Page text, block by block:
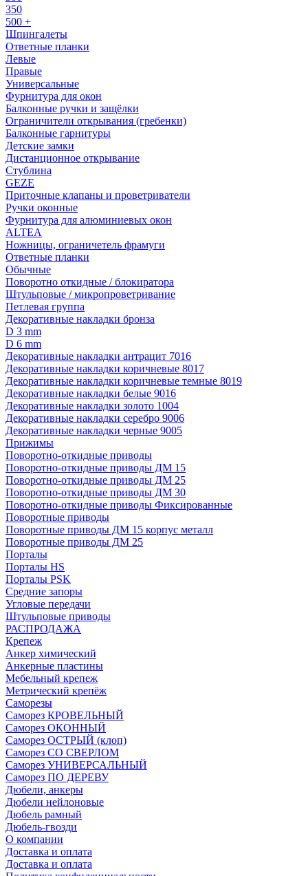
350
500 +
Шпингалеты
Ответные планки
Левые
Правые
Универсальные
Фурнитура для окон
Балконные ручки и защёлки
Ограничители открывания (гребенки)
Балконные гарнитуры
Детские замки
Дистанционное открывание
Стублина
GEZE
Приточные клапаны и проветриватели
Ручки оконные
Фурнитура для алюминиевых окон
ALTEA
Ножницы, ограничетель фрамуги
Ответные планки
Обычные
Поворотно откидные / блокиратора
Штульповые / микропроветривание
Петлевая группа
Декоративные накладки бронза
D 3 mm
D 6 mm
Декоративные накладки антрацит 7016
Декоративные накладки коричневые 8017
Декоративные накладки коричневые темные 8019
Декоративные накладки белые 9016
Декоративные накладки золото 1004
Декоративные накладки серебро 9006
Декоративные накладки черные 9005
Прижимы
Поворотно-откидные приводы
Поворотно-откидные приводы ДМ 15
Поворотно-откидные приводы ДМ 25
Поворотно-откидные приводы ДМ 30
Поворотно-откидные приводы Фиксированные
Поворотные приводы
Поворотные приводы ДМ 15 корпус металл
Поворотные приводы ДМ 25
Порталы
Порталы HS
Порталы PSK
Средние запоры
Угловые передачи
Штульповые приводы
РАСПРОДАЖА
Крепеж
Анкер химический
Анкерные пластины
Мебельный крепеж
Метрический крепёж
Саморезы
Саморез КРОВЕЛЬНЫЙ
Саморез ОКОННЫЙ
Саморез ОСТРЫЙ (клоп)
Саморез СО СВЕРЛОМ
Саморез УНИВЕРСАЛЬНЫЙ
Саморез ПО ДЕРЕВУ
Дюбели, анкеры
Дюбели нейлоновые
Дюбель рамный
Дюбель-гвозди
О компании
Доставка и оплата
Доставка и оплата